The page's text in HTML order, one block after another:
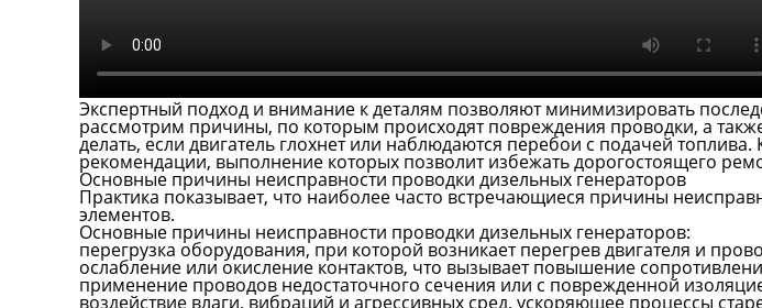
Экспертный подход и внимание к деталям позволяют минимизировать
рассмотрим причины, по которым происходят повреждения проводки, а
делать, если двигатель глохнет или наблюдаются перебои с подачей
рекомендации, выполнение которых позволит избежать дорогостоящего
Основные причины неисправности проводки дизельных генераторов
Практика показывает, что наиболее часто встречающиеся причины
элементов.
Основные причины неисправности проводки дизельных генераторов:
перегрузка оборудования, при которой возникает перегрев двигателя и
ослабление или окисление контактов, что вызывает повышение
применение проводов недостаточного сечения или с поврежденной
воздействие влаги, вибраций и агрессивных сред, ускоряющее процессы